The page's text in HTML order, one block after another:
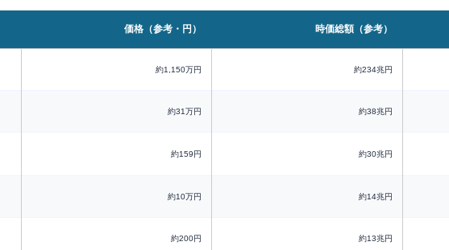
価格（参考・円） 時価総額（参考）
約1,150万円 約234兆円
約31万円 約38兆円
約159円 約30兆円
約10万円 約14兆円
約200円 約13兆円